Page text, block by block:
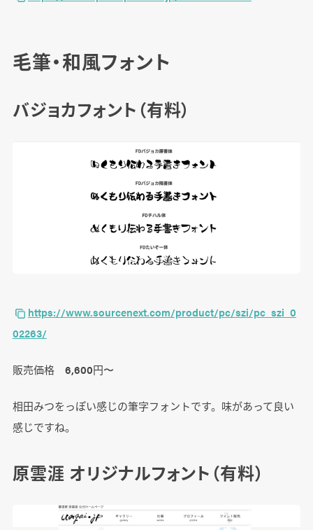
毛筆・和風フォント
バジョカフォント（有料）
https://www.sourcenext.com/product/pc/szi/pc_szi_0
02263/
販売価格 6,600円〜
相田みつをっぽい感じの筆字フォントです。味があって良い
感じですね。
原雲涯 オリジナルフォント（有料）